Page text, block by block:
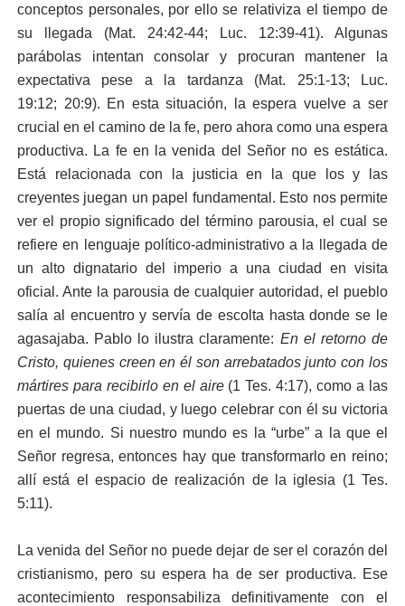
conceptos personales, por ello se relativiza el tiempo de
su llegada (Mat. 24:42-44; Luc. 12:39-41). Algunas
parábolas intentan consolar y procuran mantener la
expectativa pese a la tardanza (Mat. 25:1-13;
Luc.
19:12; 20:9). En esta situación, la espera vuelve a ser
crucial en el camino de la fe, pero ahora como una espera
productiva. La fe en la venida del Señor no es estática.
Está relacionada con la justicia en la que los y las
creyentes juegan un papel fundamental. Esto nos permite
ver el propio significado del término parousia, el cual se
refiere en lenguaje político-administrativo a la llegada de
un alto dignatario del imperio a una ciudad en visita
oficial. Ante la parousia de cualquier autoridad, el pueblo
salía al encuentro y servía de escolta hasta donde se le
agasajaba. Pablo lo ilustra claramente: En el retorno de
Cristo, quienes creen en él son arrebatados junto con los
mártires para recibirlo en el aire(1 Tes. 4:17), como a las
puertas de una ciudad, y luego celebrar con él su victoria
en el mundo. Si nuestro mundo es la “urbe” a la que el
Señor regresa, entonces hay que transformarlo en reino;
allí está el espacio de realización de la iglesia (1 Tes.
5:11).
La venida del Señor no puede dejar de ser el corazón del
cristianismo, pero su espera ha de ser productiva. Ese
acontecimiento responsabiliza definitivamente con el